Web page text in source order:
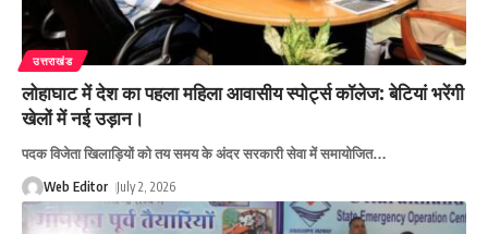
उत्तराखंड
लोहाघाट में देश का पहला महिला आवासीय स्पोर्ट्स कॉलेज: बेटियां भरेंगी
खेलों में नई उड़ान।
पदक विजेता खिलाड़ियों को तय समय के अंदर सरकारी सेवा में समायोजित…
Web Editor July 2, 2026